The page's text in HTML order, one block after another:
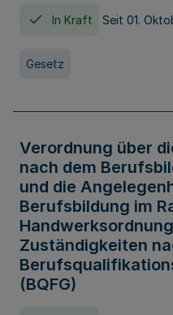
In Kraft Seit 01.
Gesetz
Verordnung über
nach dem
und die
Berufsbildung im
Zuständigkeiten
(BQFG)